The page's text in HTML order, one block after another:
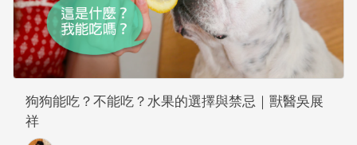
狗狗能吃？不能吃？水果的選擇與禁忌｜獸醫吳展
祥